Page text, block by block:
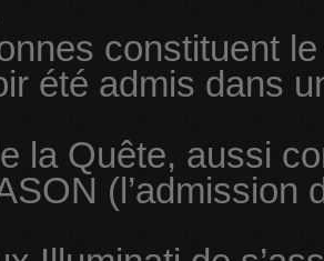
constituent
été admis dans
la Quête, aussi
(l’admission